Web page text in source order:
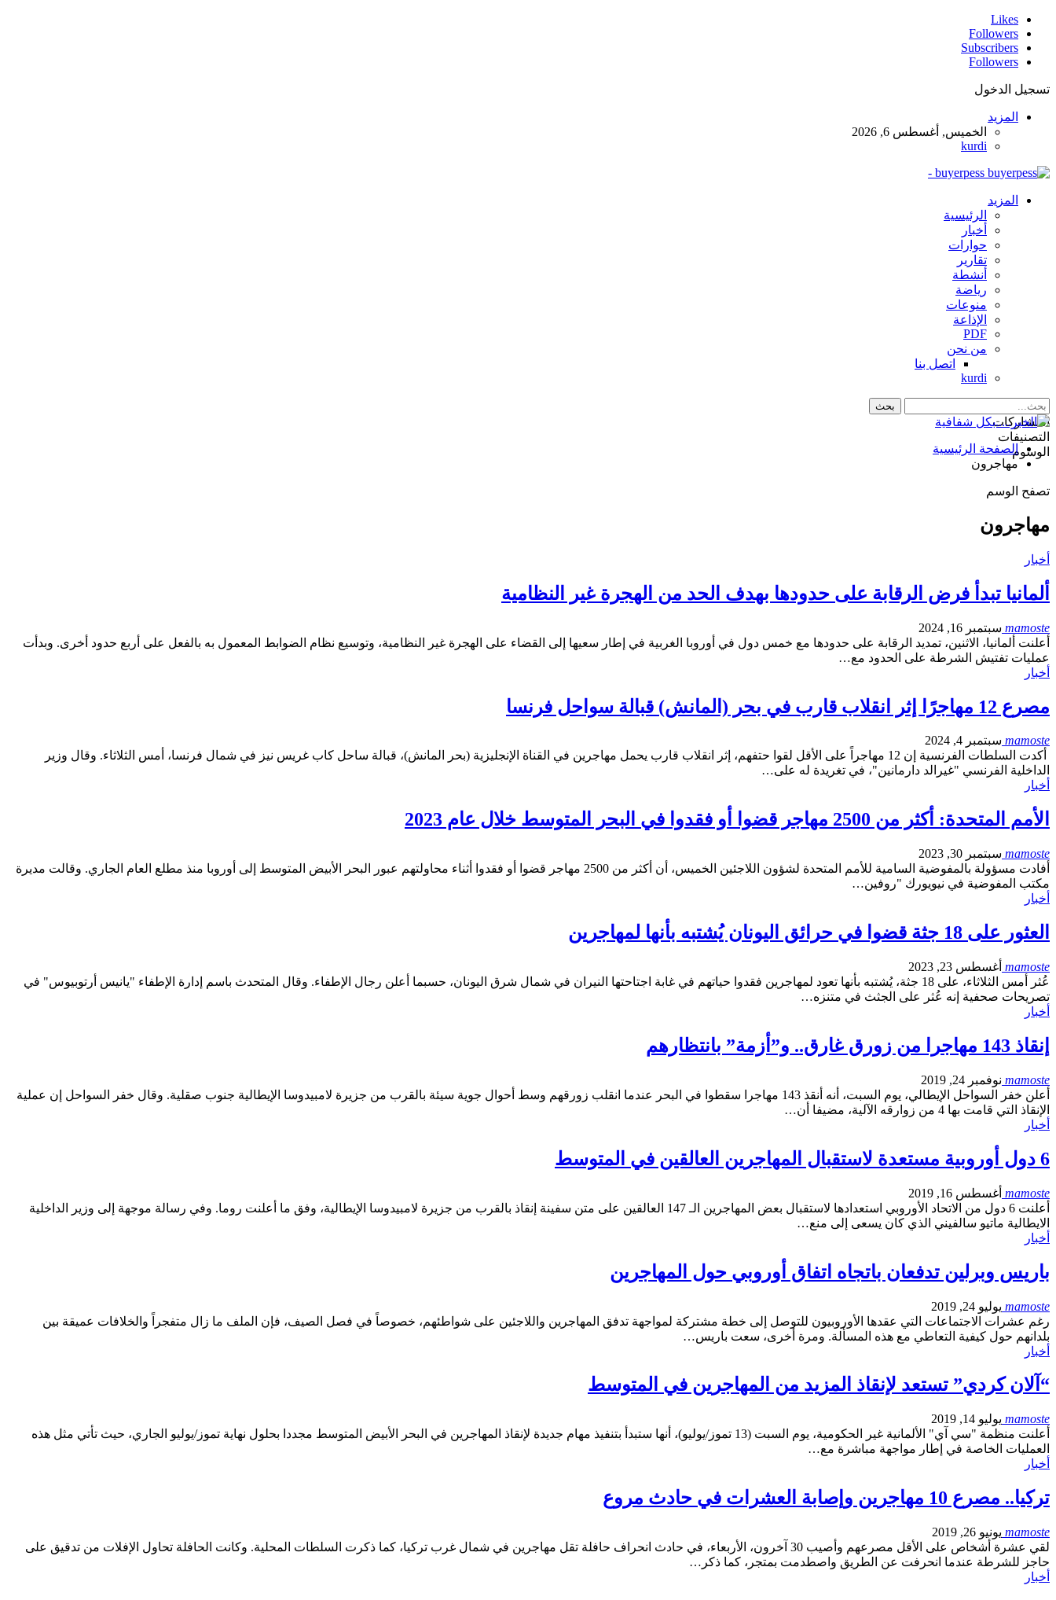
Likes
Followers
Subscribers
Followers
تسجيل الدخول
المزيد
الخميس, أغسطس 6, 2026
kurdi
buyerpess -
المزيد
الرئيسية
أخبار
حوارات
تقارير
أنشطة
رياضة
منوعات
الإذاعة
PDF
من نحن
اتصل بنا
kurdi
المشاركات
التصنيفات
الوسومالصفحة الرئيسية
مهاجرون
تصفح الوسم
مهاجرون
أخبار
ألمانيا تبدأ فرض الرقابة على حدودها بهدف الحد من الهجرة غير النظامية
mamoste سبتمبر 16, 2024
أعلنت ألمانيا، الاثنين، تمديد الرقابة على حدودها مع خمس دول في أوروبا الغربية في إطار سعيها إلى القضاء على الهجرة غير النظامية، وتوسيع نظام الضوابط المعمول به بالفعل على أربع حدود أخرى. وبدأت
عمليات تفتيش الشرطة على الحدود مع…
أخبار
مصرع 12 مهاجرًا إثر انقلاب قارب في بحر (المانش) قبالة سواحل فرنسا
mamoste سبتمبر 4, 2024
أكدت السلطات الفرنسية إن 12 مهاجراً على الأقل لقوا حتفهم، إثر انقلاب قارب يحمل مهاجرين في القناة الإنجليزية (بحر المانش)، قبالة ساحل كاب غريس نيز في شمال فرنسا، أمس الثلاثاء. وقال وزير
الداخلية الفرنسي "غيرالد دارمانين"، في تغريدة له على…
أخبار
الأمم المتحدة: أكثر من 2500 مهاجر قضوا أو فقدوا في البحر المتوسط خلال عام 2023
mamoste سبتمبر 30, 2023
أفادت مسؤولة بالمفوضية السامية للأمم المتحدة لشؤون اللاجئين الخميس، أن أكثر من 2500 مهاجر قضوا أو فقدوا أثناء محاولتهم عبور البحر الأبيض المتوسط إلى أوروبا منذ مطلع العام الجاري. وقالت مديرة
مكتب المفوضية في نيويورك "روفين…
أخبار
العثور على 18 جثة قضوا في حرائق اليونان يُشتبه بأنها لمهاجرين
mamoste أغسطس 23, 2023
عُثر أمس الثلاثاء، على 18 جثة، يُشتبه بأنها تعود لمهاجرين فقدوا حياتهم في غابة اجتاحتها النيران في شمال شرق اليونان، حسبما أعلن رجال الإطفاء. وقال المتحدث باسم إدارة الإطفاء "يانيس أرتوبيوس" في
تصريحات صحفية إنه عُثر على الجثث في متنزه…
أخبار
إنقاذ 143 مهاجرا من زورق غارق.. و”أزمة” بانتظارهم
mamoste نوفمبر 24, 2019
أعلن خفر السواحل الإيطالي، يوم السبت، أنه أنقذ 143 مهاجرا سقطوا في البحر عندما انقلب زورقهم وسط أحوال جوية سيئة بالقرب من جزيرة لامبيدوسا الإيطالية جنوب صقلية. وقال خفر السواحل إن عملية
الإنقاذ التي قامت بها 4 من زوارقه الآلية، مضيفا أن…
أخبار
6 دول أوروبية مستعدة لاستقبال المهاجرين العالقين في المتوسط
mamoste أغسطس 16, 2019
أعلنت 6 دول من الاتحاد الأوروبي استعدادها لاستقبال بعض المهاجرين الـ 147 العالقين على متن سفينة إنقاذ بالقرب من جزيرة لامبيدوسا الإيطالية، وفق ما أعلنت روما. وفي رسالة موجهة إلى وزير الداخلية
الايطالية ماتيو سالفيني الذي كان يسعى إلى منع…
أخبار
باريس وبرلين تدفعان باتجاه اتفاق أوروبي حول المهاجرين
mamoste يوليو 24, 2019
رغم عشرات الاجتماعات التي عقدها الأوروبيون للتوصل إلى خطة مشتركة لمواجهة تدفق المهاجرين واللاجئين على شواطئهم، خصوصاً في فصل الصيف، فإن الملف ما زال متفجراً والخلافات عميقة بين
بلدانهم حول كيفية التعاطي مع هذه المسألة. ومرة أخرى، سعت باريس…
أخبار
“آلان كردي” تستعد لإنقاذ المزيد من المهاجرين في المتوسط
mamoste يوليو 14, 2019
أعلنت منظمة "سي آي" الألمانية غير الحكومية، يوم السبت (13 تموز/يوليو)، أنها ستبدأ بتنفيذ مهام جديدة لإنقاذ المهاجرين في البحر الأبيض المتوسط مجددا بحلول نهاية تموز/يوليو الجاري، حيث تأتي مثل هذه
العمليات الخاصة في إطار مواجهة مباشرة مع…
أخبار
تركيا.. مصرع 10 مهاجرين وإصابة العشرات في حادث مروع
mamoste يونيو 26, 2019
لقي عشرة أشخاص على الأقل مصرعهم وأصيب 30 آخرون، الأربعاء، في حادث انحراف حافلة تقل مهاجرين في شمال غرب تركيا، كما ذكرت السلطات المحلية. وكانت الحافلة تحاول الإفلات من تدقيق على
حاجز للشرطة عندما انحرفت عن الطريق واصطدمت بمتجر، كما ذكر…
أخبار